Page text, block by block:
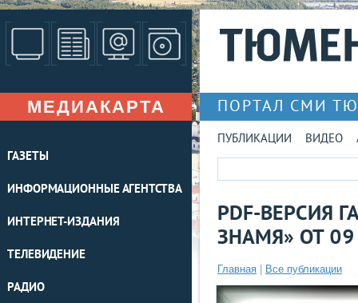
МЕДИАКАРТА
ГАЗЕТЫ
ИНФОРМАЦИОННЫЕ АГЕНТСТВА
ИНТЕРНЕТ-ИЗДАНИЯ
ТЕЛЕВИДЕНИЕ
РАДИО
ПОРТАЛ СМИ
ПУБЛИКАЦИИ ВИДЕО
PDF-ВЕРСИЯ
ЗНАМЯ» ОТ
Главная Все публикации